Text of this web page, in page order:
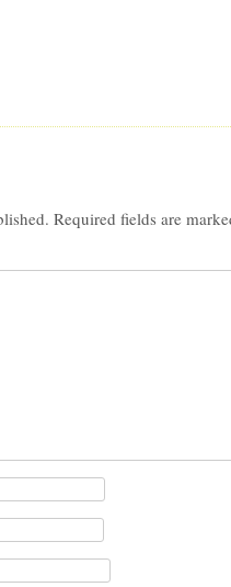
Required fields are